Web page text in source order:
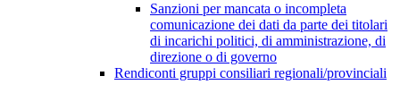
Sanzioni per mancata o incompleta
comunicazione dei dati da parte dei titolari
di incarichi politici, di amministrazione, di
direzione o di governo
Rendiconti gruppi consiliari regionali/provinciali